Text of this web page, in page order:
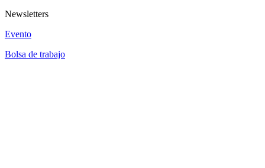
Newsletters
Evento
Bolsa de trabajo